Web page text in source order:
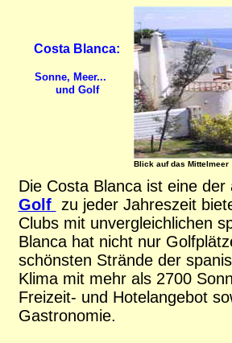
Costa Blanca:
Sonne, Meer...
und Golf
Blick auf das Mittelmeer
Die Costa Blanca ist eine
Golf zu jeder Jahreszeit
Clubs mit unvergleichlichen
Blanca hat nicht nur
schönsten Strände der
Klima mit mehr als 2700
Freizeit- und Hotelangebot
Gastronomie.